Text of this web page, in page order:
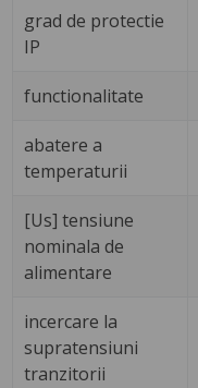
grad de protectie
IP
functionalitate
abatere a
temperaturii
[Us] tensiune
nominala de
alimentare
incercare la
supratensiuni
tranzitorii